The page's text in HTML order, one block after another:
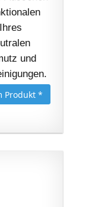
und
Produkt *